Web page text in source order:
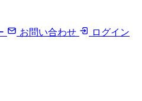
お問い合わせ
ログイン